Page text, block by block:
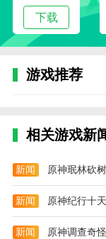
下载
游戏推荐
相关游戏新
新闻 原神珉林砍
新闻 原神纪行十
新闻